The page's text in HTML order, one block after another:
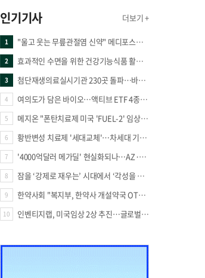
인기기사 더보기 +
1 "울고 웃는 무릎관절염 신약" 메디포스트·강스템·네이처셀 전진, 코오롱티슈진 반전 과제
2 효과적인 수면을 위한 건강기능식품 활용법
3 첨단재생의료실시기관 230곳 돌파…바이오 새 시장 꿈틀
4 여의도가 담은 바이오…액티브 ETF 4종의 선택은
5 메지온 "폰탄치료제 미국 'FUEL-2' 임상 프로토콜 영국 승인"
6 황반변성 치료제 '세대교체'…차세대 기전 경쟁 본격화
7 '4000억달러 메가딜' 현실화되나…AZ·BMS 합병설에 글로벌 제약업계 촉각
8 잠을 ‘강제로 재우는’ 시대에서 ‘각성을 낮추는’ 시대로
9 한약사회 "복지부, 한약사 개설약국 OTC 공급 방해 더는 방관 말아야"
10 인벤티지랩, 미국임상 2상 추진…글로벌 팁스 통해 정부 지원 60억원 확보